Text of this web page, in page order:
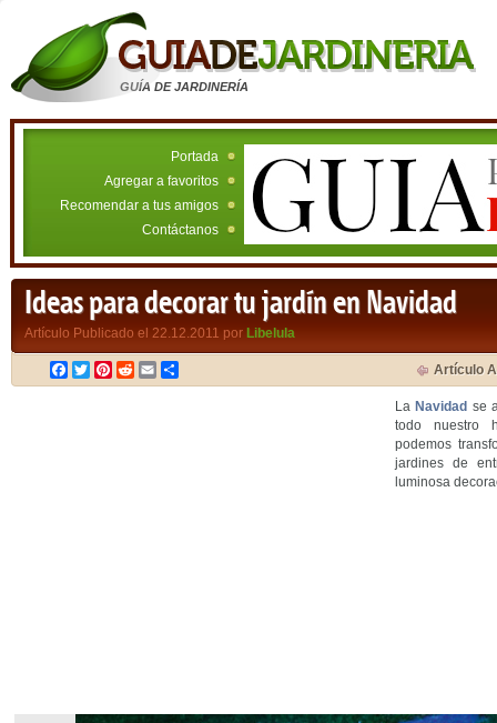
GUÍA DE JARDINERÍA
Portada
Agregar a favoritos
Recomendar a tus amigos
Contáctanos
Ideas para decorar tu jardín en Navidad
Artículo Publicado el 22.12.2011 por Libelula
Facebook
TwitterPinterest
RedditEmail Artículo
La Navidad se
todo nuestro
podemos
jardines de
luminosa